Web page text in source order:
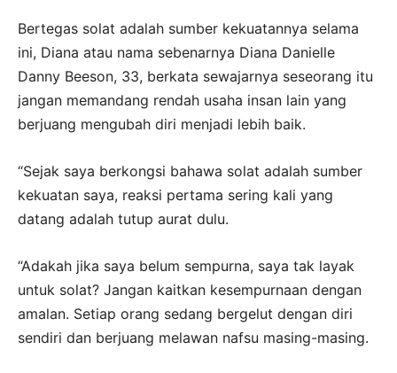
Bertegas solat adalah sumber kekuatannya selama
ini, Diana atau nama sebenarnya Diana Danielle
Danny Beeson, 33, berkata sewajarnya seseorang itu
jangan memandang rendah usaha insan lain yang
berjuang mengubah diri menjadi lebih baik.
“Sejak saya berkongsi bahawa solat adalah sumber
kekuatan saya, reaksi pertama sering kali yang
datang adalah tutup aurat dulu.
“Adakah jika saya belum sempurna, saya tak layak
untuk solat? Jangan kaitkan kesempurnaan dengan
amalan. Setiap orang sedang bergelut dengan diri
sendiri dan berjuang melawan nafsu masing-masing.